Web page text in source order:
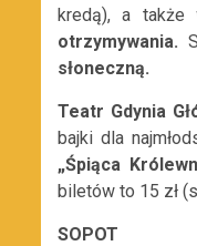
kredą), a także
otrzymywania.
słoneczną.
Teatr Gdynia
bajki dla
„Śpiąca
biletów to 15 zł
SOPOT